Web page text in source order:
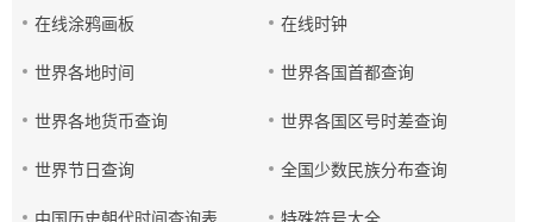
在线涂鸦画板 在线时钟
世界各地时间 世界各国首都查询
世界各地货币查询 世界各国区号时差查询
世界节日查询 全国少数民族分布查询